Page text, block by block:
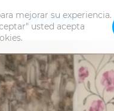
mejorar su experiencia.
usted acepta